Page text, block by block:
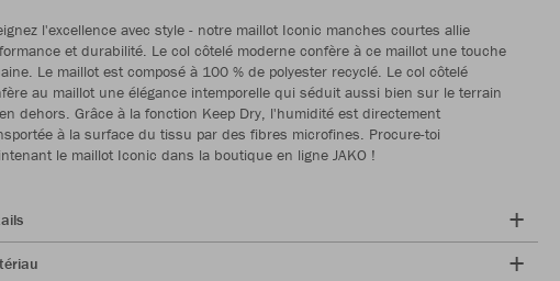
l'excellence avec style - notre maillot Iconic manches courtes allie
et durabilité. Le col côtelé moderne confère à ce maillot une touche
Le maillot est composé à 100 % de polyester recyclé. Le col côtelé
au maillot une élégance intemporelle qui séduit aussi bien sur le terrain
dehors. Grâce à la fonction Keep Dry, l'humidité est directement
à la surface du tissu par des fibres microfines. Procure-toi
le maillot Iconic dans la boutique en ligne JAKO !